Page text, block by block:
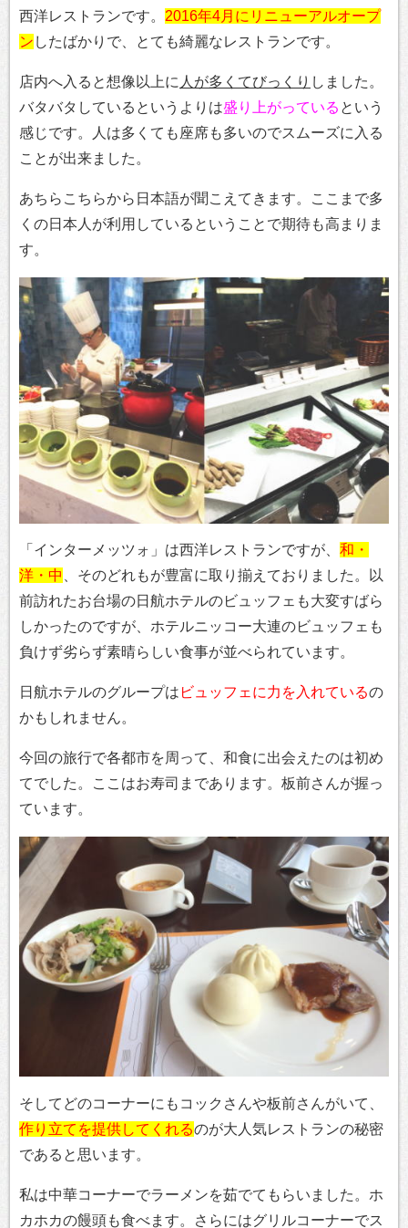
西洋レストランです。 2016年4月にリニューアルオープ
ン したばかりで、とても綺麗なレストランです。
店内へ入ると想像以上に 人が多くてびっくり しました。
バタバタしているというよりは盛り上がっている という
感じです。人は多くても座席も多いのでスムーズに入る
ことが出来ました。
あちらこちらから日本語が聞こえてきます。ここまで多
くの日本人が利用しているということで期待も高まりま
す。
「インターメッツォ」は西洋レストランですが、 和・
洋・中 、そのどれもが豊富に取り揃えておりました。以
前訪れたお台場の日航ホテルのビュッフェも大変すばら
しかったのですが、ホテルニッコー大連のビュッフェも
負けず劣らず素晴らしい食事が並べられています。
日航ホテルのグループは ビュッフェに力を入れているの
かもしれません。
今回の旅行で各都市を周って、和食に出会えたのは初め
てでした。ここはお寿司まであります。板前さんが握っ
ています。
そしてどのコーナーにもコックさんや板前さんがいて、
作り立てを提供してくれるのが大人気レストランの秘密
であると思います。
私は中華コーナーでラーメンを茹でてもらいました。ホ
カホカの饅頭も食べます。さらにはグリルコーナーでス